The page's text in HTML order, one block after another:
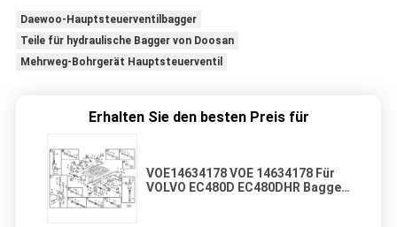
Daewoo-Hauptsteuerventilbagger
Teile für hydraulische Bagger von Doosan
Mehrweg-Bohrgerät Hauptsteuerventil
Erhalten Sie den besten Preis für
VOE14634178 VOE 14634178 Für
VOLVO EC480D EC480DHR Bagger